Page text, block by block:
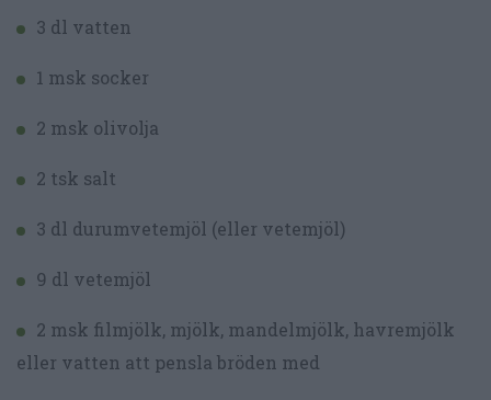
3 dl vatten
1 msk socker
2 msk olivolja
2 tsk salt
3 dl durumvetemjöl (eller vetemjöl)
9 dl vetemjöl
2 msk filmjölk, mjölk, mandelmjölk, havremjölk
eller vatten att pensla bröden med